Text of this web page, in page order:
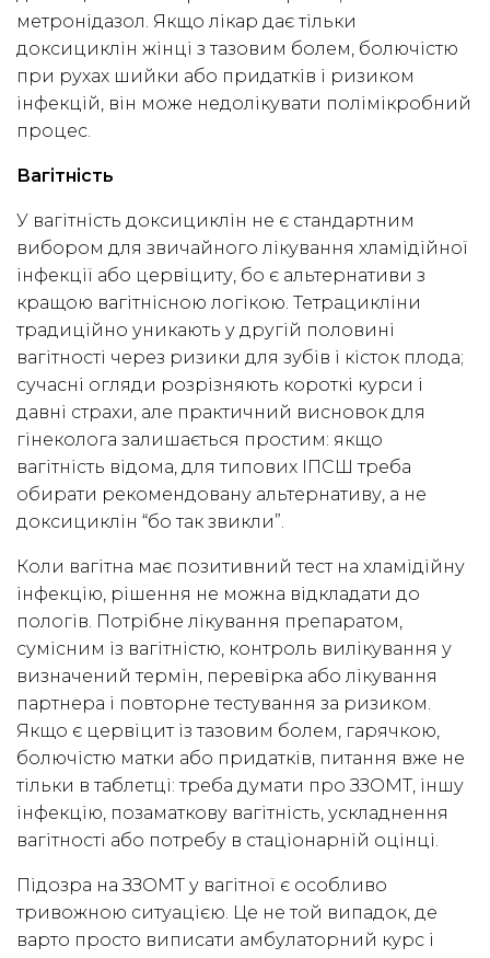
метронідазол. Якщо лікар дає тільки
доксициклін жінці з тазовим болем, болючістю
при рухах шийки або придатків і ризиком
інфекцій, він може недолікувати полімікробний
процес.
Вагітність
У вагітність доксициклін не є стандартним
вибором для звичайного лікування хламідійної
інфекції або цервіциту, бо є альтернативи з
кращою вагітнісною логікою. Тетрацикліни
традиційно уникають у другій половині
вагітності через ризики для зубів і кісток плода;
сучасні огляди розрізняють короткі курси і
давні страхи, але практичний висновок для
гінеколога залишається простим: якщо
вагітність відома, для типових ІПСШ треба
обирати рекомендовану альтернативу, а не
доксициклін “бо так звикли”.
Коли вагітна має позитивний тест на хламідійну
інфекцію, рішення не можна відкладати до
пологів. Потрібне лікування препаратом,
сумісним із вагітністю, контроль вилікування у
визначений термін, перевірка або лікування
партнера і повторне тестування за ризиком.
Якщо є цервіцит із тазовим болем, гарячкою,
болючістю матки або придатків, питання вже не
тільки в таблетці: треба думати про ЗЗОМТ, іншу
інфекцію, позаматкову вагітність, ускладнення
вагітності або потребу в стаціонарній оцінці.
Підозра на ЗЗОМТ у вагітної є особливо
тривожною ситуацією. Це не той випадок, де
варто просто виписати амбулаторний курс і